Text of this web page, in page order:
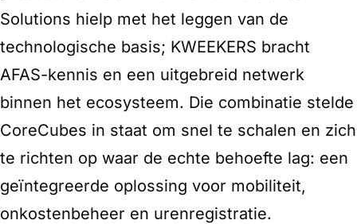
Solutions hielp met het leggen van de
technologische basis; KWEEKERS bracht
AFAS-kennis en een uitgebreid netwerk
binnen het ecosysteem. Die combinatie stelde
CoreCubes in staat om snel te schalen en zich
te richten op waar de echte behoefte lag: een
geïntegreerde oplossing voor mobiliteit,
onkostenbeheer en urenregistratie.